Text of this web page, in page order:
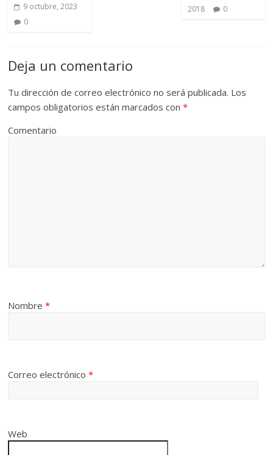
9 octubre, 2023
0
2018
0
Deja un comentario
Tu dirección de correo electrónico no será publicada. Los
campos obligatorios están marcados con*
Comentario
Nombre*
Correo electrónico*
Web